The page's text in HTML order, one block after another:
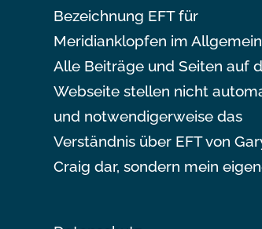
Bezeichnung EFT für
Meridianklopfen im
Alle Beiträge und Seiten auf
Webseite stellen nicht
und notwendigerweise das
Verständnis über EFT von
Craig dar, sondern mein